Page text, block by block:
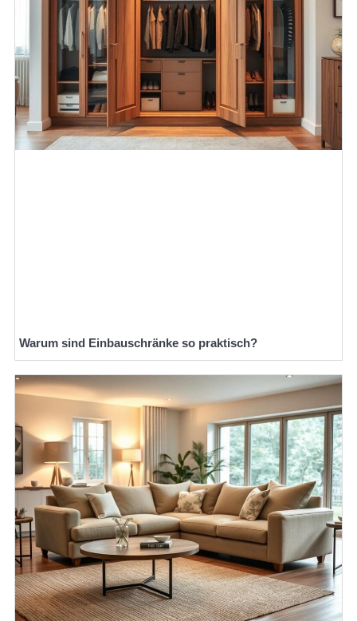
Warum sind Einbauschränke so praktisch?